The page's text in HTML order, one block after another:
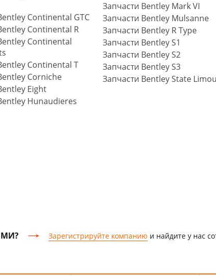
Continental GTС
Continental R
Continental
Continental T
Corniche
Eight
Hunaudieres
Запчасти Bentley Mark VI
Запчасти Bentley Mulsanne
Запчасти Bentley R Type
Запчасти Bentley S1
Запчасти Bentley S2
Запчасти Bentley S3
Запчасти Bentley State
Зарегистрируйте компанию и найдите у нас